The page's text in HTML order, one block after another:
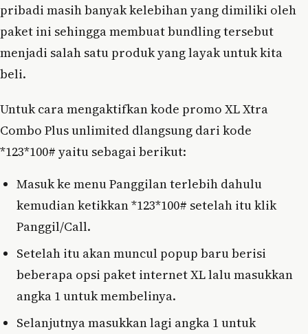
pribadi masih banyak kelebihan yang dimiliki oleh
paket ini sehingga membuat bundling tersebut
menjadi salah satu produk yang layak untuk kita
beli.
Untuk cara mengaktifkan kode promo XL Xtra
Combo Plus unlimited dlangsung dari kode
*123*100# yaitu sebagai berikut:
Masuk ke menu Panggilan terlebih dahulu
kemudian ketikkan *123*100# setelah itu klik
Panggil/Call.
Setelah itu akan muncul popup baru berisi
beberapa opsi paket internet XL lalu masukkan
angka 1 untuk membelinya.
Selanjutnya masukkan lagi angka 1 untuk